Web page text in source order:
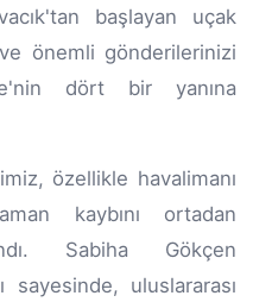
başlayan uçak
önemli gönderilerinizi
dört bir yanına
özellikle havalimanı
kaybını ortadan
Sabiha Gökçen
sayesinde, uluslararası